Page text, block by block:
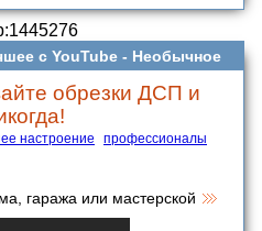
с YouTube - Необычное
обрезки ДСП и
настроение
профессионалы
гаража или мастерской